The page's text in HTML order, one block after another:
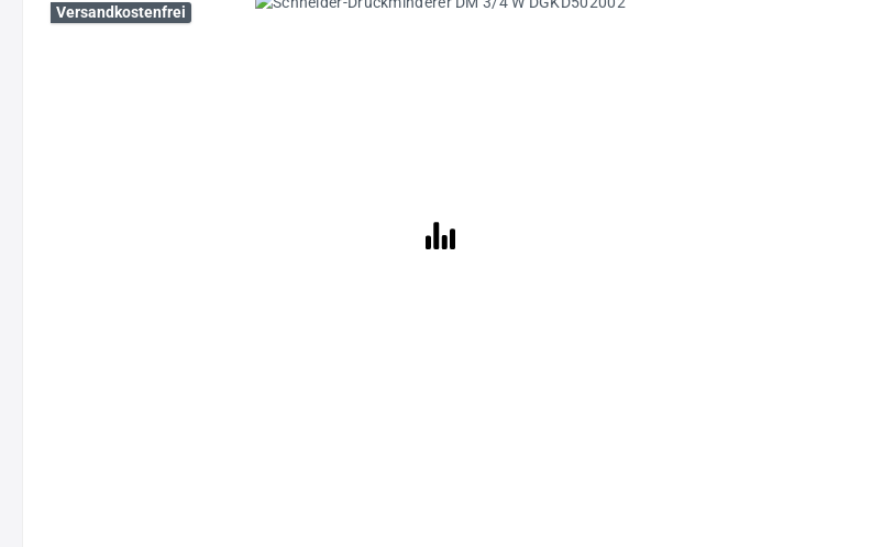
Versandkostenfrei